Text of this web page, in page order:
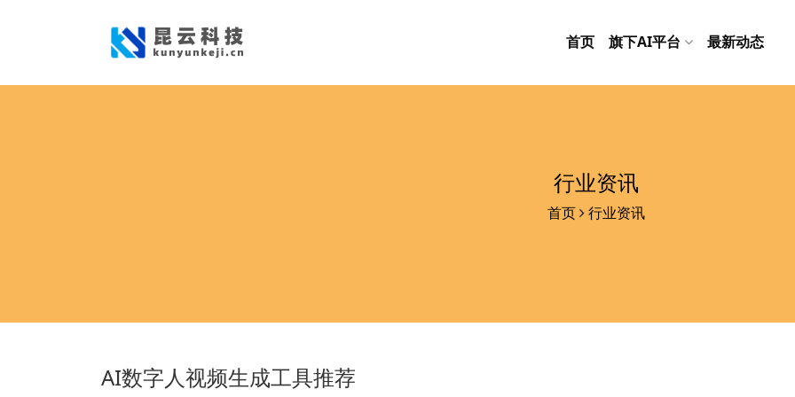
首页 旗下AI平台 最新动态
行业资讯
首页 行业资讯
AI数字人视频生成工具推荐